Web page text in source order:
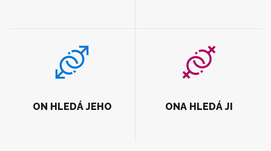
ON HLEDÁ JEHO ONA HLEDÁ JI